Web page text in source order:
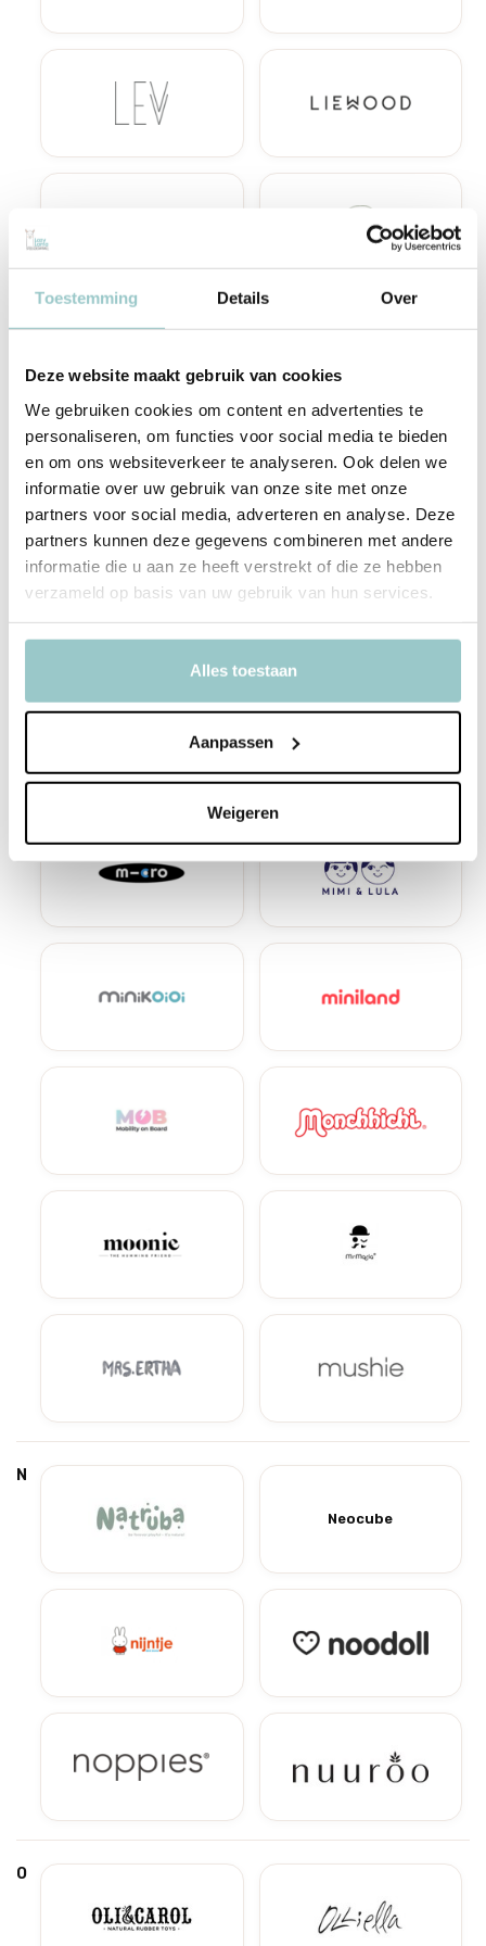
Toestemming Details Over
Deze website maakt gebruik van cookies
We gebruiken cookies om content en advertenties te
personaliseren, om functies voor social media te bieden
en om ons websiteverkeer te analyseren. Ook delen we
informatie over uw gebruik van onze site met onze
partners voor social media, adverteren en analyse. Deze
partners kunnen deze gegevens combineren met andere
informatie die u aan ze heeft verstrekt of die ze hebben
verzameld op basis van uw gebruik van hun services.
Alles toestaan
Aanpassen
Weigeren
Maileg
N
Neocube
O